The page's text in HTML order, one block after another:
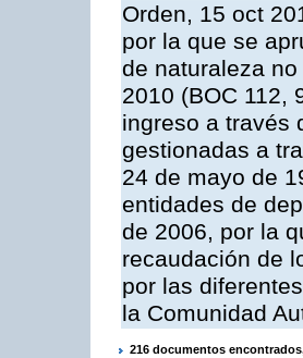
Orden, 15 oct
por la que se
de naturaleza
2010 (BOC 112,
ingreso a través
gestionadas a
24 de mayo de
entidades de
de 2006, por la
recaudación de
por las
la Comunidad
216 documentos